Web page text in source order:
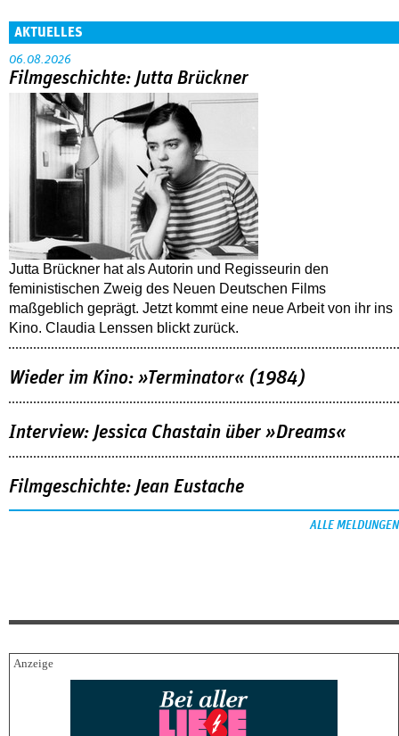
AKTUELLES
06.08.2026
Filmgeschichte: Jutta Brückner
Jutta Brückner hat als Autorin und Regisseurin den
feministischen Zweig des Neuen Deutschen Films
maßgeblich geprägt. Jetzt kommt eine neue Arbeit von ihr ins
Kino. Claudia Lenssen blickt zurück.
Wieder im Kino: »Terminator« (1984)
Interview: Jessica Chastain über »Dreams«
Filmgeschichte: Jean Eustache
ALLE MELDUNGEN